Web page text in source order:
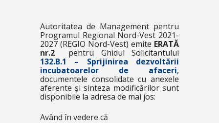
Autoritatea de Management pentru
Programul Regional Nord-Vest 2021-
2027 (REGIO Nord-Vest) emite ERATĂ
nr.2pentru Ghidul Solicitantului
132.B.1 – Sprijinirea dezvoltării
incubatoarelor de afaceri,
documentele consolidate cu anexele
aferente și sinteza modificărilor sunt
disponibile la adresa de mai jos:
Având în vedere că